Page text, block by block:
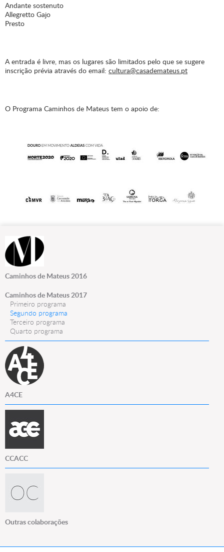
Andante sostenuto
Allegretto Gajo
Presto
A entrada é livre, mas os lugares são limitados pelo que se sugere
inscrição prévia através do email: cultura@casademateus.pt
O Programa Caminhos de Mateus tem o apoio de:
Caminhos de Mateus 2016
Caminhos de Mateus 2017
Primeiro programa
Segundo programa
Terceiro programa
Quarto programa
A4CE
CCACC
Outras colaborações